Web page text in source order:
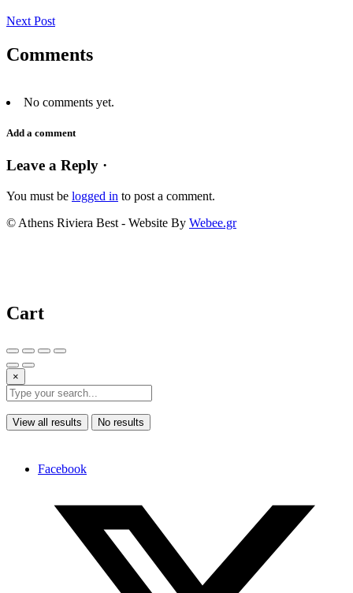
Next Post
Comments
No comments yet.
Add a comment
Leave a Reply ·
You must be logged in to post a comment.
© Athens Riviera Best - Website By Webee.gr
Cart
×
View all results No results
Facebook